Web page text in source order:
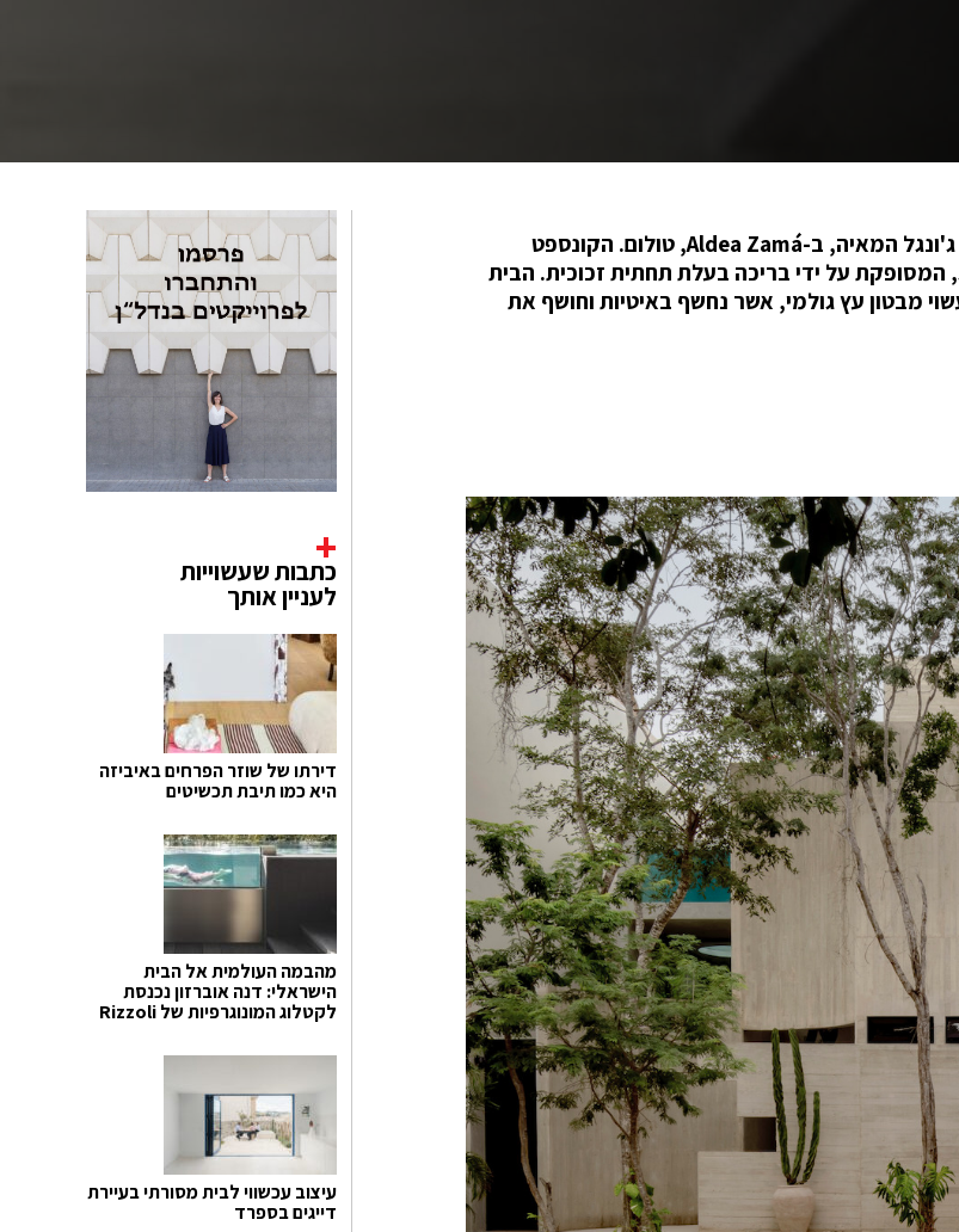
הוילה Villa Cava משלבת יוקרה עם טבע, כשהיא ממוקמת בלב ג'ונגל המאיה, ב-Aldea Zamá, טולום. הקונספט
על ידי בריכה בעלת תחתית זכוכית. הבית
מבטון עץ גולמי, אשר נחשף באיטיות וחושף את
כתבות שעשוייות
לעניין אותך
דירתו של שוזר הפרחים באיביזה
היא כמו תיבת תכשיטים
מהבמה העולמית אל הבית
הישראלי: דנה אוברזון נכנסת
לקטלוג המונוגרפיות של Rizzoli
עיצוב עכשווי לבית מסורתי בעיירת
דייגים בספרד